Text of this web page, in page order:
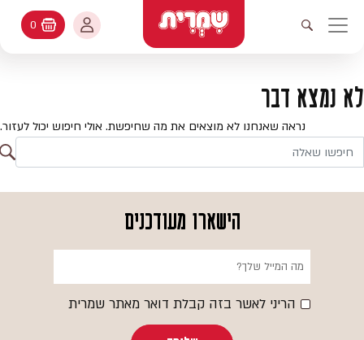
ניווט ראשי
פתיחת חיפוש
עולמות האפיה
מתכונים
קטלוג המוצרים
שאלות ותשובות
החשבון שלי
החשבון שלי
היסטורית הזמנות
עדכן סיסמה
עגלת קניות
0
לא נמצא דבר
נראה שאנחנו לא מוצאים את מה שחיפשת. אולי חיפוש יכול לעזור.
הישארו מעודכנים
הריני לאשר בזה קבלת דואר מאתר שמרית